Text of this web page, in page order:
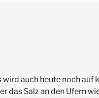
auch heute noch auf
das Salz an den Ufern